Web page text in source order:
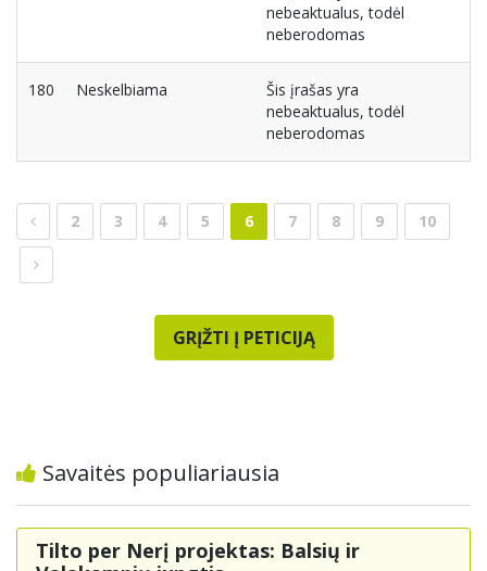
nebeaktualus, todėl
neberodomas
180 Neskelbiama
Šis įrašas yra
nebeaktualus, todėl
neberodomas
2 3 4 5 6 7 8 9 10
GRĮŽTI Į PETICIJĄ
Savaitės populiariausia
Tilto per Nerį projektas: Balsių ir